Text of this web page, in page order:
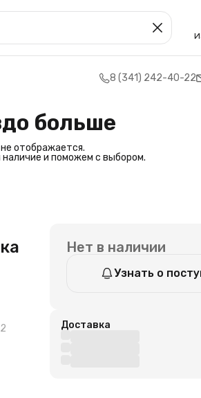
8 (341) 242-40-22
больше
отображается.
и поможем с выбором.
Нет в наличии
Узнать о
Доставка